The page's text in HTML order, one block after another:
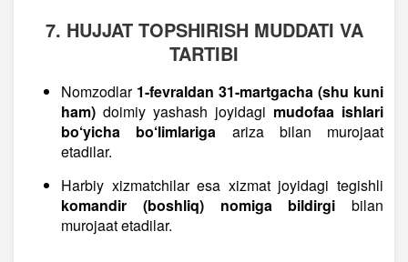
7. HUJJAT TOPSHIRISH MUDDATI VA
TARTIBI
Nomzodlar 1-fevraldan 31-martgacha (shu kuni
ham) doimiy yashash joyidagi mudofaa ishlari
bo‘yicha bo‘limlariga ariza bilan murojaat
etadilar.
Harbiy xizmatchilar esa xizmat joyidagi tegishli
komandir (boshliq) nomiga bildirgi bilan
murojaat etadilar.